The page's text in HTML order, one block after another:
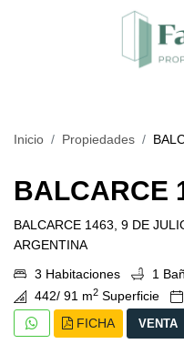
Inicio Propiedades
BALCARCE
BALCARCE 1463, 9 DE
ARGENTINA
3 Habitaciones
1
442/ 91 m2 Superficie
FICHA
VENTA